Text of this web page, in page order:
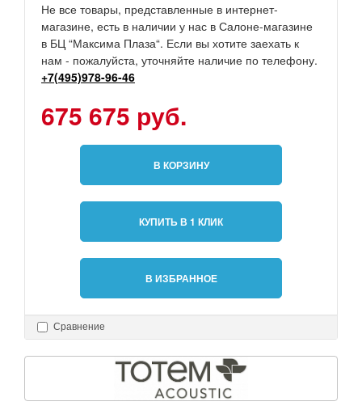
Не все товары, представленные в интернет-
магазине, есть в наличии у нас в Салоне-магазине
в БЦ “Максима Плаза“. Если вы хотите заехать к
нам - пожалуйста, уточняйте наличие по телефону.
+7(495)978-96-46
675 675 руб.
В КОРЗИНУ
КУПИТЬ В 1 КЛИК
В ИЗБРАННОЕ
Сравнение